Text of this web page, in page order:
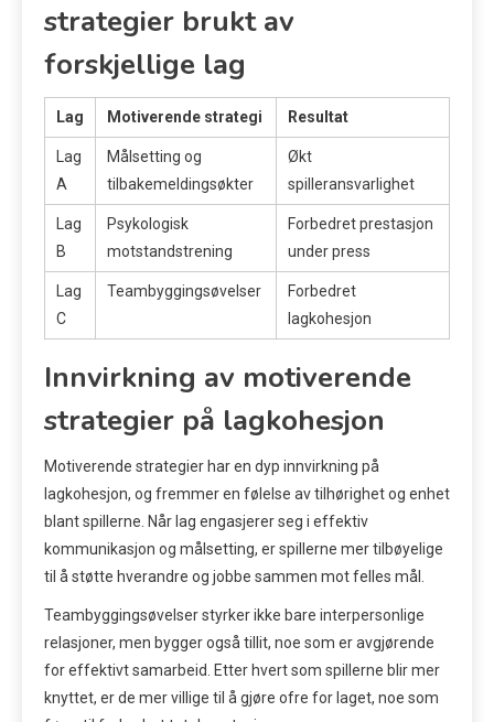
strategier brukt av
forskjellige lag
Lag Motiverende strategi Resultat
Lag
A
Målsetting og
tilbakemeldingsøkter
Økt
spilleransvarlighet
Lag
B
Psykologisk
motstandstrening
Forbedret prestasjon
under press
Lag
C
Teambyggingsøvelser
Forbedret
lagkohesjon
Innvirkning av motiverende
strategier på lagkohesjon
Motiverende strategier har en dyp innvirkning på
lagkohesjon, og fremmer en følelse av tilhørighet og enhet
blant spillerne. Når lag engasjerer seg i effektiv
kommunikasjon og målsetting, er spillerne mer tilbøyelige
til å støtte hverandre og jobbe sammen mot felles mål.
Teambyggingsøvelser styrker ikke bare interpersonlige
relasjoner, men bygger også tillit, noe som er avgjørende
for effektivt samarbeid. Etter hvert som spillerne blir mer
knyttet, er de mer villige til å gjøre ofre for laget, noe som